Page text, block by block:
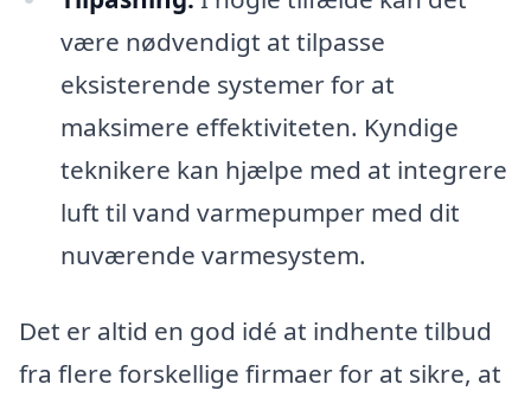
være nødvendigt at tilpasse
eksisterende systemer for at
maksimere effektiviteten. Kyndige
teknikere kan hjælpe med at integrere
luft til vand varmepumper med dit
nuværende varmesystem.
Det er altid en god idé at indhente tilbud
fra flere forskellige firmaer for at sikre, at